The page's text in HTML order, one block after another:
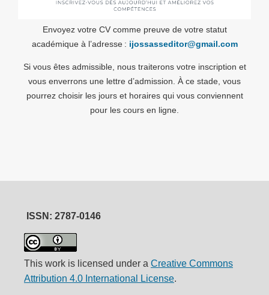
Envoyez votre CV comme preuve de votre statut
académique à l’adresse : ijossasseditor@gmail.com
Si vous êtes admissible, nous traiterons votre inscription et
vous enverrons une lettre d’admission. À ce stade, vous
pourrez choisir les jours et horaires qui vous conviennent
pour les cours en ligne.
ISSN: 2787-0146
This work is licensed under a Creative Commons
Attribution 4.0 International License.